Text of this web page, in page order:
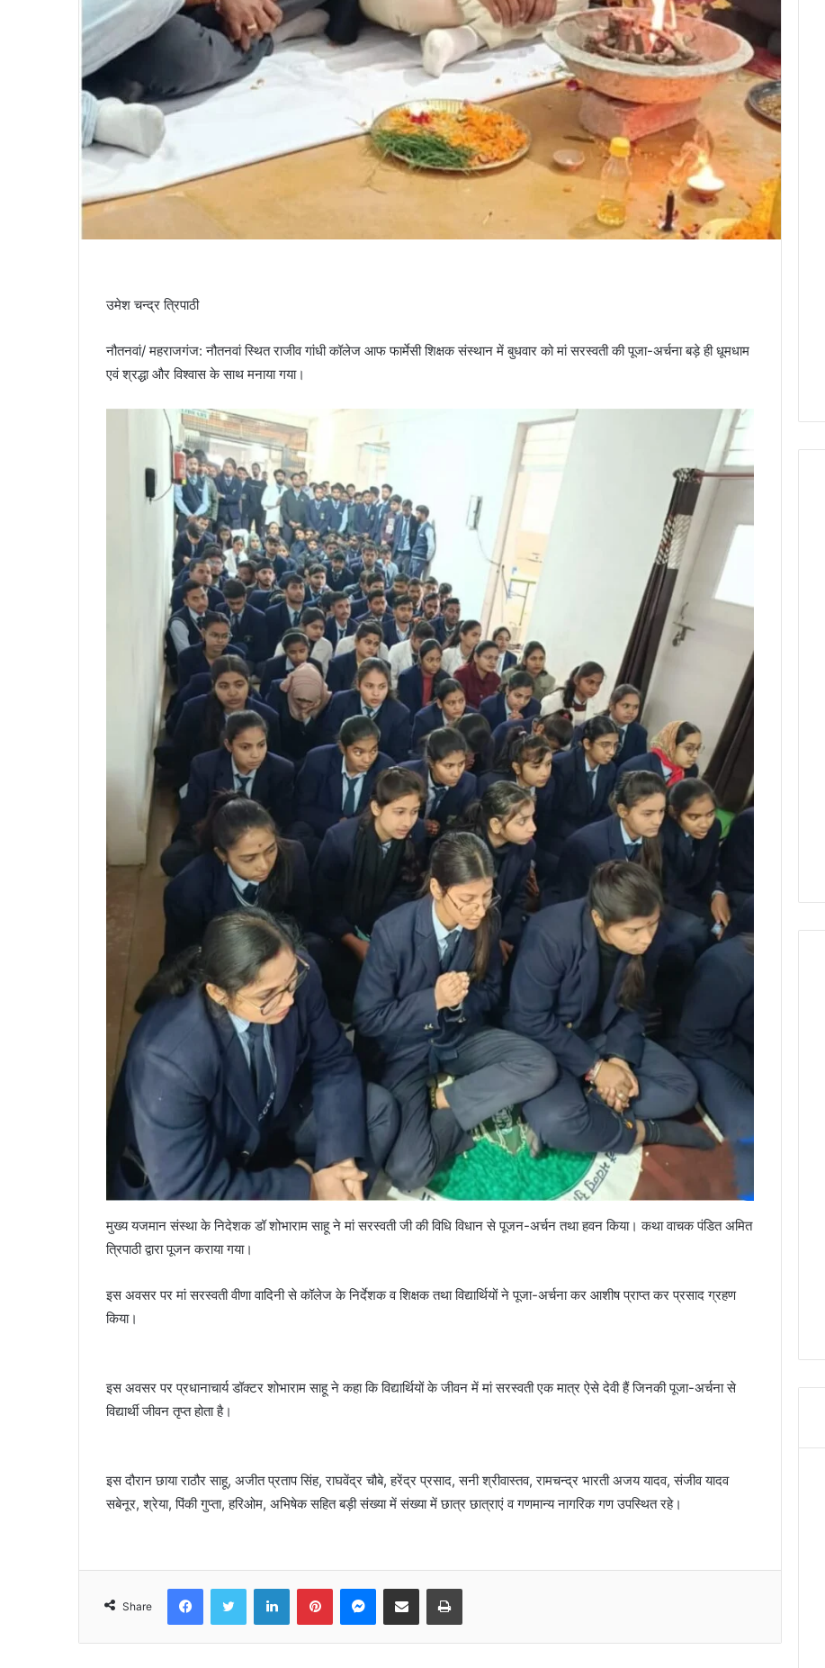
उमेश चन्द्र त्रिपाठी
नौतनवां/ महराजगंज: नौतनवां स्थित राजीव गांधी कॉलेज आफ फार्मेसी शिक्षक संस्थान में बुधवार को मां सरस्वती की पूजा-अर्चना बड़े ही धूमधाम
एवं श्रद्धा और विश्वास के साथ मनाया गया।
मुख्य यजमान संस्था के निदेशक डॉ शोभाराम साहू ने मां सरस्वती जी की विधि विधान से पूजन-अर्चन तथा हवन किया। कथा वाचक पंडित अमित
त्रिपाठी द्वारा पूजन कराया गया।
इस अवसर पर मां सरस्वती वीणा वादिनी से कॉलेज के निर्देशक व शिक्षक तथा विद्यार्थियों ने पूजा-अर्चना कर आशीष प्राप्त कर प्रसाद ग्रहण
किया।
इस अवसर पर प्रधानाचार्य डॉक्टर शोभाराम साहू ने कहा कि विद्यार्थियों के जीवन में मां सरस्वती एक मात्र ऐसे देवी हैं जिनकी पूजा-अर्चना से
विद्यार्थी जीवन तृप्त होता है।
इस दौरान छाया राठौर साहू, अजीत प्रताप सिंह, राघवेंद्र चौबे, हरेंद्र प्रसाद, सनी श्रीवास्तव, रामचन्द्र भारती अजय यादव, संजीव यादव
सबेनूर, श्रेया, पिंकी गुप्ता, हरिओम, अभिषेक सहित बड़ी संख्या में संख्या में छात्र छात्राएं व गणमान्य नागरिक गण उपस्थित रहे।
Share
FacebookTwitter LinkedInPinterestMessenger
Share via Email Print